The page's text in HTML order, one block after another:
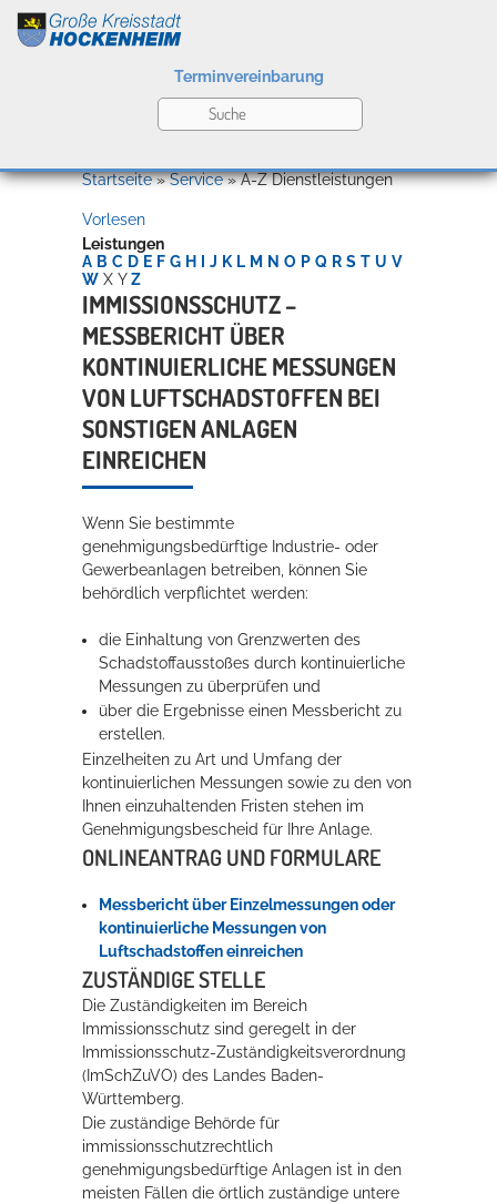
Kultur
Bildung
Wirtschaft
Rathaus
Terminvereinbarung
Willkommen in Hockenheim
Konzerte, Tagungen und vieles mehr
Die Stadthalle Hockenheim bietet den perfekten Standort für Events
mehr dazu...
Erleben in Hockenheim
Spaß unter prickelnden Wasserfällen, das rauschende Meer im
Wellenbecken oder doch lieber die pure Entspannung auf der
Sprudelliege im Solebecken?
mehr dazu...
Startseite»Service»A-Z Dienstleistungen
Vorlesen
Leistungen
A B C D E F G H J K L M N O P Q R S T U V
W X Y Z
IMMISSIONSSCHUTZ –
MESSBERICHT ÜBER
KONTINUIERLICHE MESSUNGEN
VON LUFTSCHADSTOFFEN BEI
SONSTIGEN ANLAGEN
EINREICHEN
Wenn Sie bestimmte
genehmigungsbedürftige Industrie- oder
Gewerbeanlagen betreiben, können Sie
behördlich verpflichtet werden:
die Einhaltung von Grenzwerten des
Schadstoffausstoßes durch kontinuierliche
Messungen zu überprüfen und
über die Ergebnisse einen Messbericht zu
erstellen.
Einzelheiten zu Art und Umfang der
kontinuierlichen Messungen sowie zu den von
Ihnen einzuhaltenden Fristen stehen im
Genehmigungsbescheid für Ihre Anlage.
ONLINEANTRAG UND FORMULARE
Messbericht über Einzelmessungen oder
kontinuierliche Messungen von
Luftschadstoffen einreichen
ZUSTÄNDIGE STELLE
Die Zuständigkeiten im Bereich
Immissionsschutz sind geregelt in der
Immissionsschutz-Zuständigkeitsverordnung
(ImSchZuVO) des Landes Baden-
Württemberg.
Die zuständige Behörde für
immissionsschutzrechtlich
genehmigungsbedürftige Anlagen ist in den
meisten Fällen die örtlich zuständige untere